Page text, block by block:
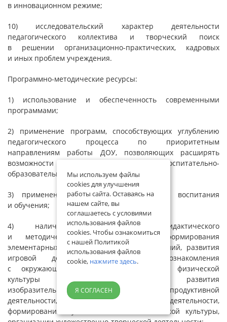
в инновационном режиме;
10) исследовательский характер деятельности
педагогического коллектива и творческий поиск
в решении организационно-практических, кадровых
и иных проблем учреждения.
Программно-методические ресурсы:
1) использование и обеспеченность современными
программами;
2) применение программ, способствующих углублению
педагогического процесса по приоритетным
направлениям работы ДОУ, позволяющих расширять
возможности организации воспитательно-
образовательной работы;
3) применение современных технологий воспитания
и обучения;
4) наличие разработанного дидактического
и методического материала для формирования
элементарных математических представлений, развития
игровой деятельности, речи и ознакомления
с окружающим миром, формирования физической
культуры и укрепления здоровья, развития
изобразительной и предметно-продуктивной
деятельности, организации трудовой деятельности,
формирования музыкальной и экологической культуры,
Мы используем файлы
cookies для улучшения
работы сайта. Оставаясь на
нашем сайте, вы
соглашаетесь с условиями
использования файлов
cookies. Чтобы ознакомиться
с нашей Политикой
использования файлов
cookie, нажмите здесь.
Я СОГЛАСЕН